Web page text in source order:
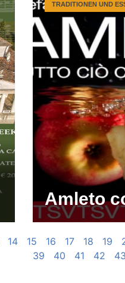
Amleto
TRADITIONEN UND
14 15 16 17 18 19
39
40 41 42 43